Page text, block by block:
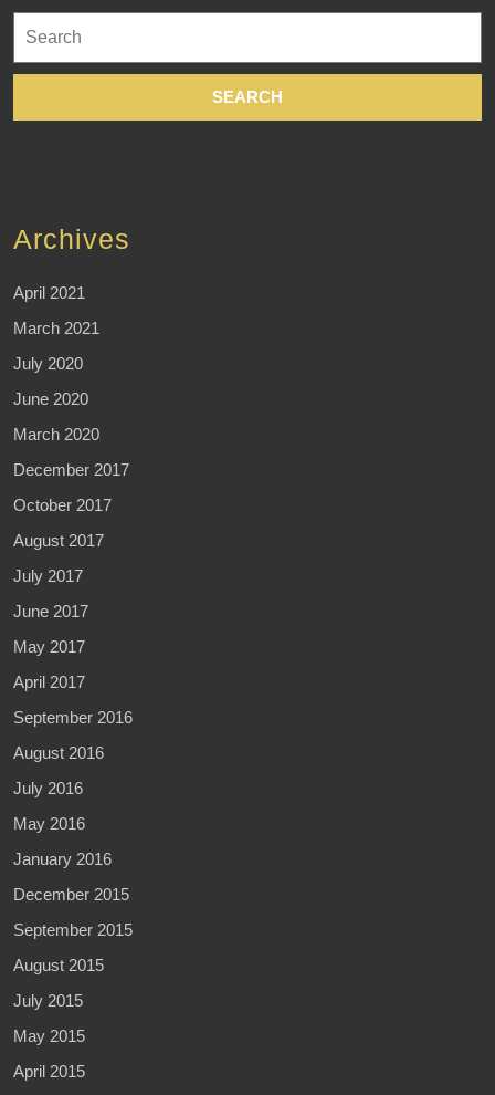
for:
Archives
April 2021
March 2021
July 2020
June 2020
March 2020
December 2017
October 2017
August 2017
July 2017
June 2017
May 2017
April 2017
September 2016
August 2016
July 2016
May 2016
January 2016
December 2015
September 2015
August 2015
July 2015
May 2015
April 2015